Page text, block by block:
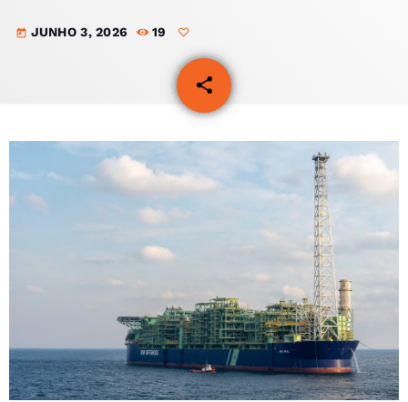
TOP 15
keyboard_arrow_down
PORTUGUÊS
PRÓXIMOS PROGRAMAS
today JUNHO 3, 2026 19
share
email